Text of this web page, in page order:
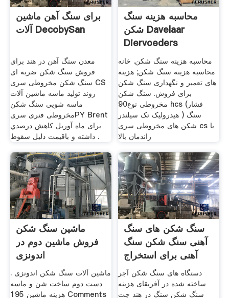
برای سنگ آهن ماشین
آلات DecobySan
معدن سنگ آهن در هند برای
فروش سنگ شکن ضربه ای
سنگ شکن مخروطی سری CS
روند تولید ماسه ماشین آلات
ماسه شویی سنگ شکن
مخروطی فنری سریPY Brent
برای ماه آوریل کاهش درصدي
داشته و باقیمت دلیل سقوط .
محاسبه هزینه سنگ
شکن Davelaar
Diervoeders
محاسبه هزینه سنگ شکن. خانه
محاسبه هزینه سنگ شکن; هزینه
های تعمیر و نگهداری سنگ شکن
برای فروش. سنگ شکن
مخروطی نوع90 hcs (فشار
هیدرولیک تک سیلندر ) سنگ
شکن های مخروطی سری cs با
راندمان بالا
ماشین سنگ شکن
فروش ماشین دوم در
اندونزی
ماشین آلات سنگ شکن اندونزی .
دست دوم ساخت شن و ماسه
هزینه ماشین 195 Comments
سنگ شکن های سنگ
آهنی سنگ شکن سنگ
آهنی برای استخراج
دستگاه های سنگ شکن آجر
ساخته شده در آفریقای هزینه
سنگ شکن سنگ در هند چت